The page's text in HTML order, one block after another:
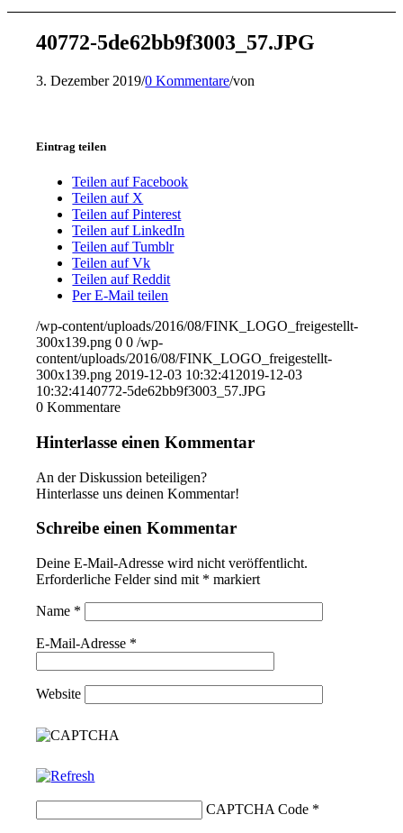
40772-5de62bb9f3003_57.JPG
3. Dezember 2019/0 Kommentare/von
Eintrag teilen
Teilen auf Facebook
Teilen auf X
Teilen auf Pinterest
Teilen auf LinkedIn
Teilen auf Tumblr
Teilen auf Vk
Teilen auf Reddit
Per E-Mail teilen
/wp-content/uploads/2016/08/FINK_LOGO_freigestellt-
300x139.png 0 0 /wp-
content/uploads/2016/08/FINK_LOGO_freigestellt-
300x139.png 2019-12-03 10:32:41 2019-12-03
10:32:4140772-5de62bb9f3003_57.JPG
0 Kommentare
Hinterlasse einen Kommentar
An der Diskussion beteiligen?
Hinterlasse uns deinen Kommentar!
Schreibe einen Kommentar
Deine E-Mail-Adresse wird nicht veröffentlicht.
Erforderliche Felder sind mit * markiert
Name *
E-Mail-Adresse *
Website
CAPTCHA Code *